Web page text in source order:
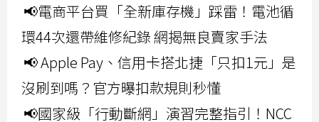
📢電商平台買「全新庫存機」踩雷！電池循
環44次還帶維修紀錄 網揭無良賣家手法
📢 Apple Pay、信用卡搭北捷「只扣1元」是
沒刷到嗎？官方曝扣款規則秒懂
📢國家級「行動斷網」演習完整指引！NCC